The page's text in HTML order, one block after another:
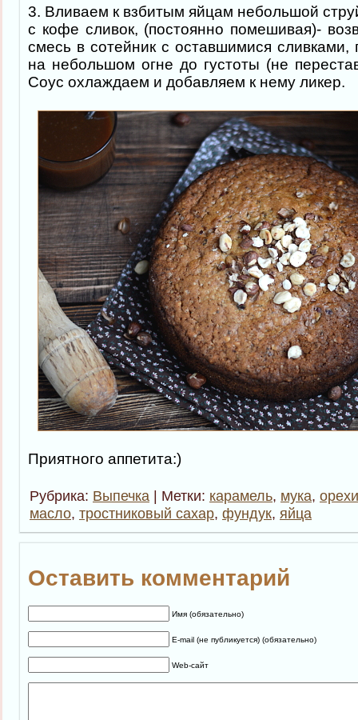
3. Вливаем к взбитым яйцам небольшой
с кофе сливок, (постоянно помешивая)-
смесь в сотейник с оставшимися
на небольшом огне до густоты (не
Соус охлаждаем и добавляем к нему ликер.
Приятного аппетита:)
Рубрика: Выпечка | Метки: карамель, мука, орехи
масло, тростниковый сахар, фундук, яйца
Оставить комментарий
Имя (обязательно)
E-mail (не публикуется) (обязательно)
Web-сайт